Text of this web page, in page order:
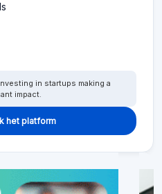
in startups making a
impact.
het platform